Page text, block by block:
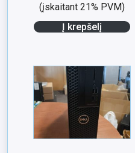
(įskaitant 21% PVM)
Į krepšelį